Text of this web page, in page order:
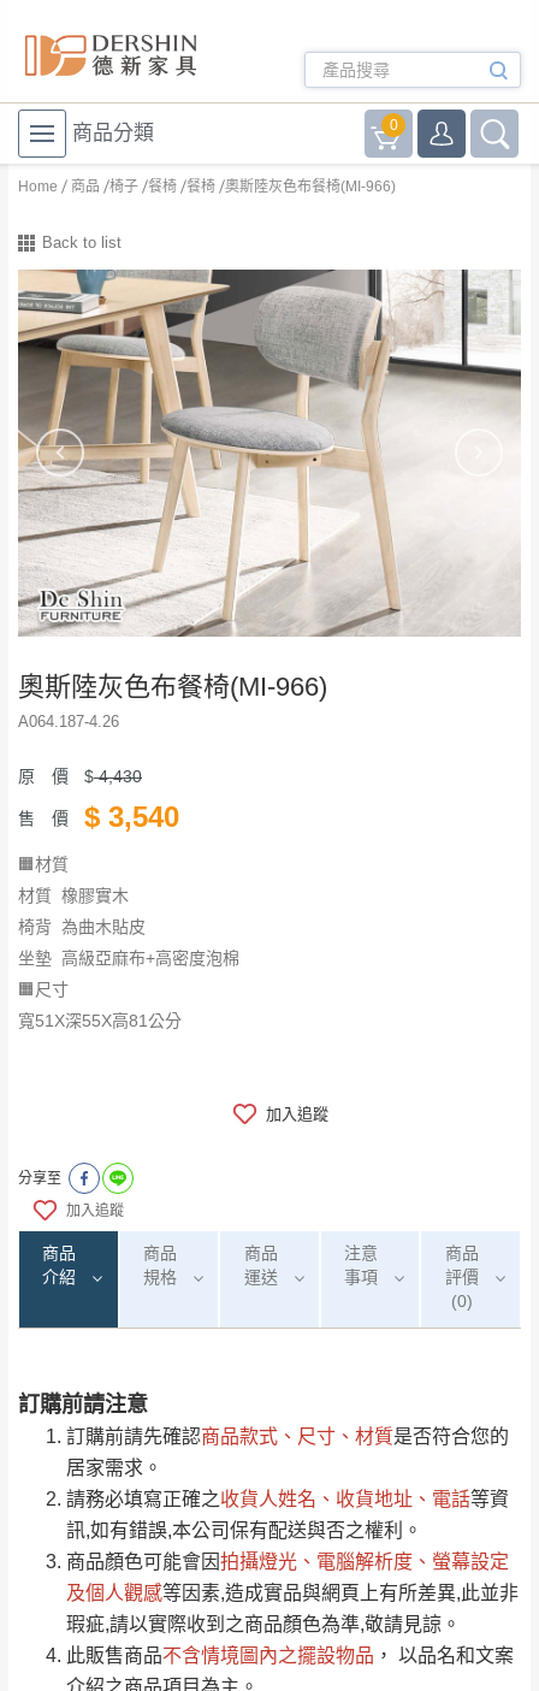
商品分類 0
Home 商品 椅子 餐椅 餐椅 奧斯陸灰色布餐椅(MI-966)
Back to list
奧斯陸灰色布餐椅(MI-966)
A064.187-4.26
原 價 $4,430
售 價 $ 3,540
🟧材質
材質 橡膠實木
椅背 為曲木貼皮
坐墊 高級亞麻布+高密度泡棉
🟧尺寸
寬51X深55X高81公分
加入追蹤
分享至
加入追蹤
商品
介紹
商品
規格
商品
運送
注意
事項
商品
評價
(0)
訂購前請注意
訂購前請先確認商品款式、尺寸、材質是否符合您的
居家需求。
請務必填寫正確之收貨人姓名、收貨地址、電話等資
訊,如有錯誤,本公司保有配送與否之權利。
商品顏色可能會因拍攝燈光、電腦解析度、螢幕設定
及個人觀感等因素,造成實品與網頁上有所差異,此並非
瑕疵,請以實際收到之商品顏色為準,敬請見諒。
此販售商品不含情境圖內之擺設物品 ， 以品名和文案
介紹之商品項目為主。
運 費 說 明
運送地區 運送費用
偏遠地區
（請先線上詢問 LINE
→@dershin ）
桃園 復興鄉
注意事項：
由於品項繁多，網頁無法及時更新，如有需
要購買商品，請於出發前來電或到「官方
Line客服」來信確認商品是否有「現貨」與
「金額」。
若商品價格或庫存有異常，商家有權取消訂
單。部分網路商品恕無法更改原設計或客製，敬請
見諒！
0/5 (0)筆
全部 依評論高至低排列
依評論低至高排列 只顯示附上圖片
只顯示附上評論